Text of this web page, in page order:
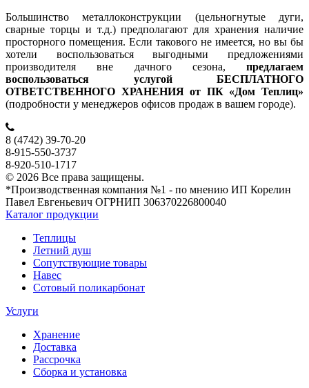
Большинство металлоконструкции (цельногнутые дуги,
сварные торцы и т.д.) предполагают для хранения наличие
просторного помещения. Если такового не имеется, но вы бы
хотели воспользоваться выгодными предложениями
производителя вне дачного сезона, предлагаем
воспользоваться услугой БЕСПЛАТНОГО
ОТВЕТСТВЕННОГО ХРАНЕНИЯ от ПК «Дом Теплиц»
(подробности у менеджеров офисов продаж в вашем городе).
8 (4742) 39-70-20
8-915-550-3737
8-920-510-1717
© 2026 Все права защищены.
*Производственная компания №1 - по мнению ИП Корелин
Павел Евгеньевич ОГРНИП 306370226800040
Каталог продукции
Теплицы
Летний душ
Сопутствующие товары
Навес
Сотовый поликарбонат
Услуги
Хранение
Доставка
Рассрочка
Сборка и установка